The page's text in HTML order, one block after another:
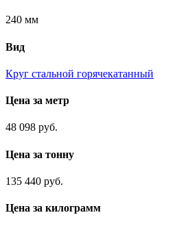
240 мм
Вид
Круг стальной горячекатанный
Цена за метр
48 098 руб.
Цена за тонну
135 440 руб.
Цена за килограмм